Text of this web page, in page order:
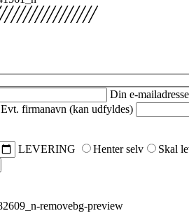
Din e-
Evt. firmanavn (kan udfyldes)
LEVERING Henter selv Skal